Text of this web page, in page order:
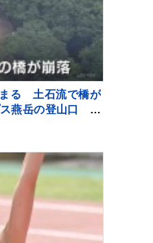
る 土石流で橋が
燕岳の登山口 土